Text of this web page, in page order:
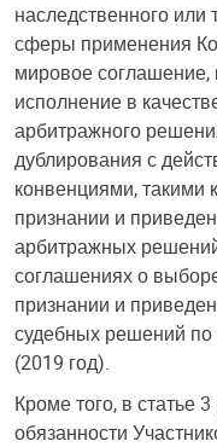
наследственного или
сферы применения
мировое соглашение,
исполнение в
арбитражного
дублирования с
конвенциями, такими
признании и
арбитражных
соглашениях о
признании и
судебных решений
(2019 год).
Кроме того, в статье
обязанности